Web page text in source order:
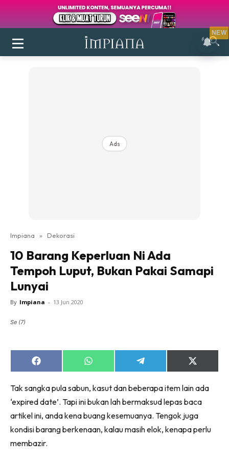
Login|Register
Ruang Makan
Ruang Tamu
Direktori
Interior Design
Dapur
Ruang Makan
Make Over
Bilik Air
Bilik Tidur
Ads
Impiana » Dekorasi
10 Barang Keperluan Ni Ada
Tempoh Luput, Bukan Pakai Samapi
Lunyai
By Impiana - 13 Jun 2020
Se (7)
Share
on
Share
on
Share
on
Share
on
(Twitter)
Tak sangka pula sabun, kasut dan beberapa item lain ada
‘expired date’. Tapi ini bukan lah bermaksud lepas baca
artikel ini, anda kena buang kesemuanya. Tengok juga
kondisi barang berkenaan, kalau masih elok, kenapa perlu
membazir.
NEW